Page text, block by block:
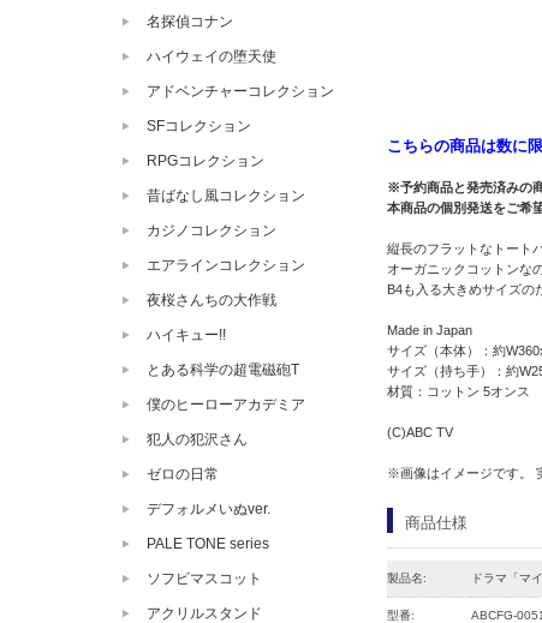
こちらの商品は数に
※予約商品と発売済みの
本商品の個別発送をご希
縦長のフラットなトート
オーガニックコットンな
B4も入る大きめサイズの
Made in Japan
サイズ（本体）：約
サイズ（持ち手）：約
材質：コットン 5オンス
(C)ABC TV
※画像はイメージです。
商品仕様
製品名: ドラマ「マ
型番: ABCFG-
名探偵コナン
ハイウェイの堕天使
アドベンチャーコレクション
SFコレクション
RPGコレクション
昔ばなし風コレクション
カジノコレクション
エアラインコレクション
夜桜さんちの大作戦
ハイキュー!!
とある科学の超電磁砲T
僕のヒーローアカデミア
犯人の犯沢さん
ゼロの日常
デフォルメいぬver.
PALE TONE series
ソフビマスコット
アクリルスタンド